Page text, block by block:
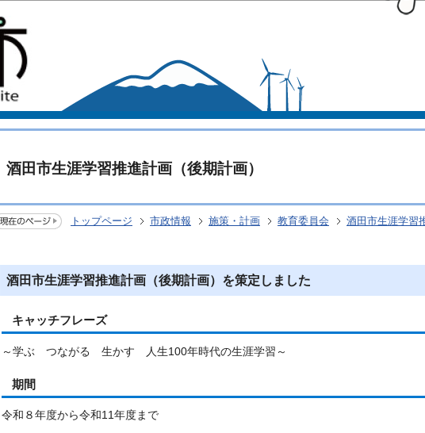
酒田市生涯学習推進計画（後期計画）
トップページ 市政情報 施策・計画 教育委員会 酒田市生涯学習
酒田市生涯学習推進計画（後期計画）を策定しました
キャッチフレーズ
～学ぶ つながる 生かす 人生100年時代の生涯学習～
期間
令和８年度から令和11年度まで